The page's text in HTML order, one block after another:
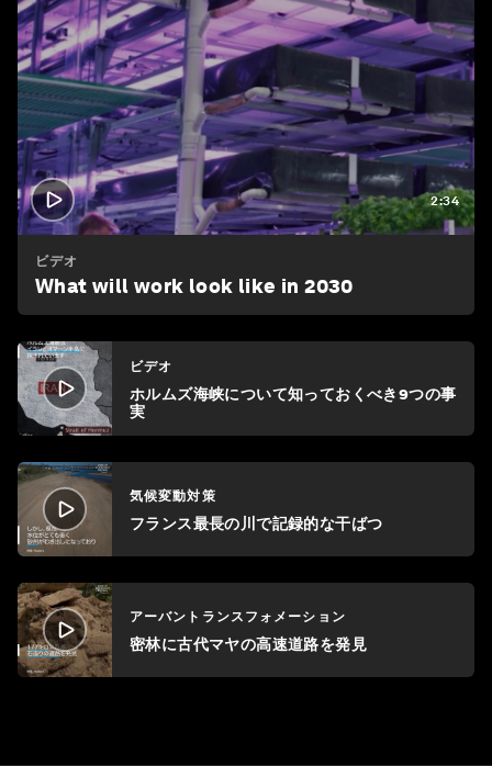
2:34
ビデオ
What will work look like in 2030
ビデオ
ホルムズ海峡について知っておくべき9つの事
実
気候変動対策
フランス最長の川で記録的な干ばつ
アーバントランスフォメーション
密林に古代マヤの高速道路を発見